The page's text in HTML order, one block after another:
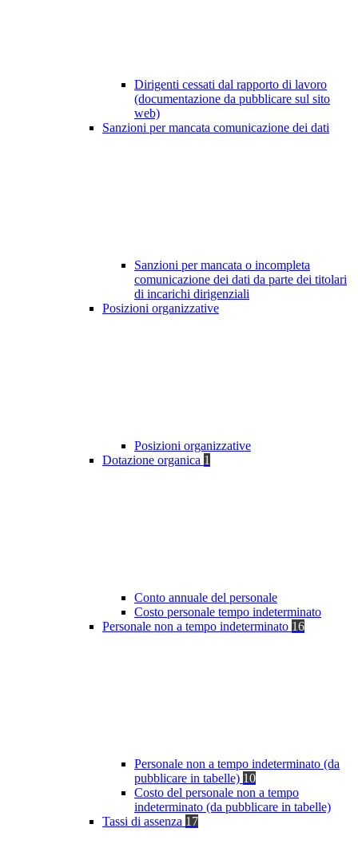
Dirigenti cessati dal rapporto di lavoro
(documentazione da pubblicare sul sito
web)
Sanzioni per mancata comunicazione dei dati
Sanzioni per mancata o incompleta
comunicazione dei dati da parte dei titolari
di incarichi dirigenziali
Posizioni organizzative
Posizioni organizzative
Dotazione organica 1
Conto annuale del personale
Costo personale tempo indeterminato
Personale non a tempo indeterminato 16
Personale non a tempo indeterminato (da
pubblicare in tabelle) 10
Costo del personale non a tempo
indeterminato (da pubblicare in tabelle)
Tassi di assenza 17